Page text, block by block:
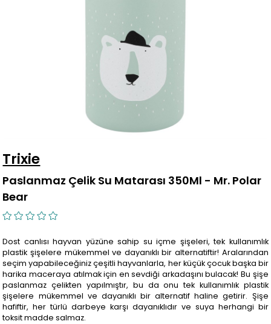
Trixie
Paslanmaz Çelik Su Matarası 350Ml - Mr. Polar
Bear
Dost canlısı hayvan yüzüne sahip su içme şişeleri, tek kullanımlık
plastik şişelere mükemmel ve dayanıklı bir alternatiftir! Aralarından
seçim yapabileceğiniz çeşitli hayvanlarla, her küçük çocuk başka bir
harika maceraya atılmak için en sevdiği arkadaşını bulacak! Bu şişe
paslanmaz çelikten yapılmıştır, bu da onu tek kullanımlık plastik
şişelere mükemmel ve dayanıklı bir alternatif haline getirir. Şişe
hafiftir, her türlü darbeye karşı dayanıklıdır ve suya herhangi bir
toksit madde salmaz.